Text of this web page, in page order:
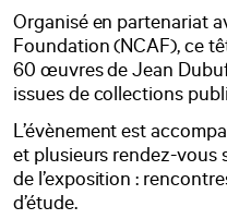
Organisé en partenariat
Foundation (NCAF), ce
60 œuvres de Jean
issues de collections
L’évènement est
et plusieurs rendez-vous
de l’exposition :
d’étude.